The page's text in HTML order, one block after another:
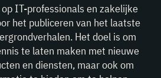
IT-professionals en zakelijke
het publiceren van het laatste
Het doel is om
te laten maken met nieuwe
en diensten, maar ook om